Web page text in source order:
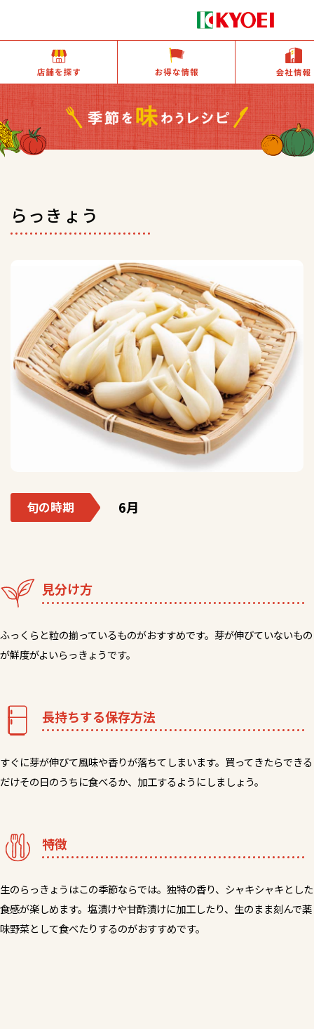
らっきょう
旬の時期 6月
見分け方
ふっくらと粒の揃っているものがおすすめです。芽が伸びていないもの
が鮮度がよいらっきょうです。
長持ちする保存方法
すぐに芽が伸びて風味や香りが落ちてしまいます。買ってきたらできる
だけその日のうちに食べるか、加工するようにしましょう。
特徴
生のらっきょうはこの季節ならでは。独特の香り、シャキシャキとした
食感が楽しめます。塩漬けや甘酢漬けに加工したり、生のまま刻んで薬
味野菜として食べたりするのがおすすめです。